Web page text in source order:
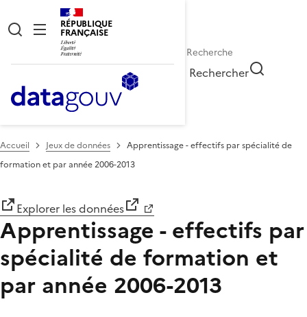
RÉPUBLIQUE
FRANÇAISE
Rechercher
Accueil Jeux de données
Apprentissage - effectifs par spécialité de
formation et par année 2006-2013
Explorer les données
Apprentissage - effectifs par
spécialité de formation et
par année 2006-2013